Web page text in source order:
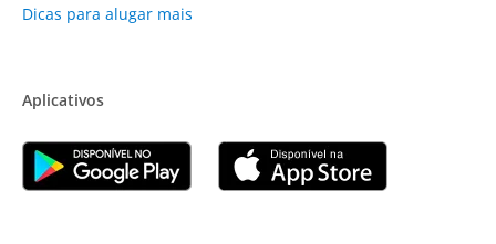
Dicas para alugar mais
Aplicativos